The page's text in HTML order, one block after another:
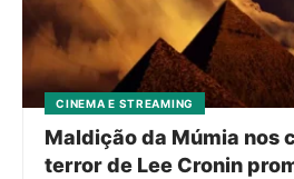
CINEMA E STREAMING
Maldição da Múmia nos
terror de Lee Cronin